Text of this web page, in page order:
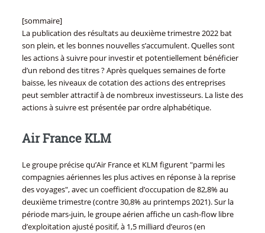
[sommaire]
La publication des résultats au deuxième trimestre 2022 bat
son plein, et les bonnes nouvelles s’accumulent. Quelles sont
les actions à suivre pour investir et potentiellement bénéficier
d’un rebond des titres ? Après quelques semaines de forte
baisse, les niveaux de cotation des actions des entreprises
peut sembler attractif à de nombreux investisseurs. La liste des
actions à suivre est présentée par ordre alphabétique.
Air France KLM
Le groupe précise qu’Air France et KLM figurent "parmi les
compagnies aériennes les plus actives en réponse à la reprise
des voyages", avec un coefficient d’occupation de 82,8% au
deuxième trimestre (contre 30,8% au printemps 2021). Sur la
période mars-juin, le groupe aérien affiche un cash-flow libre
d’exploitation ajusté positif, à 1,5 milliard d’euros (en